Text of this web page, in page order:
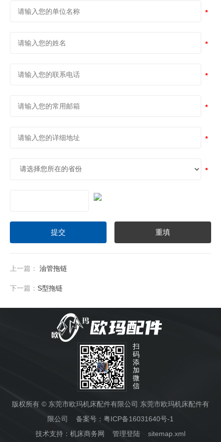
上一篇： 油管拖链
下一篇： S型拖链
扫
码
添
加
微
信
版权所有 © 东莞市欧玛机床配件有限公司 东莞市欧玛机床配件有
限公司 备案号： 粤ICP备16031640号-1
技术支持： 机床商务网 管理登陆 sitemap.xml